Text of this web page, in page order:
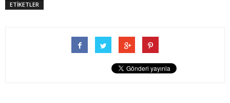
ETİKETLER